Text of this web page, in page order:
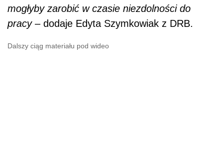
mogłyby zarobić w czasie niezdolności do
pracy – dodaje Edyta Szymkowiak z DRB.
Dalszy ciąg materiału pod wideo